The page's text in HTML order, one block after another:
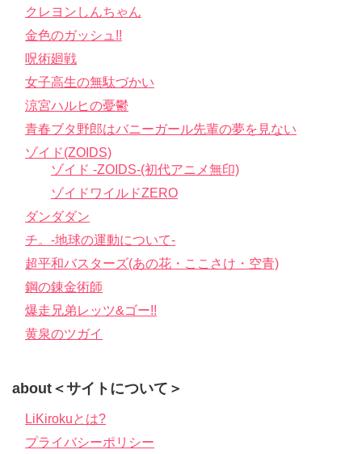
クレヨンしんちゃん
金色のガッシュ!!
呪術廻戦
女子高生の無駄づかい
涼宮ハルヒの憂鬱
青春ブタ野郎はバニーガール先輩の夢を見ない
ゾイド(ZOIDS)
ゾイド -ZOIDS-(初代アニメ無印)
ゾイドワイルドZERO
ダンダダン
チ。-地球の運動について-
超平和バスターズ(あの花・ここさけ・空青)
鋼の錬金術師
爆走兄弟レッツ&ゴー!!
黄泉のツガイ
about＜サイトについて＞
LiKirokuとは?
プライバシーポリシー